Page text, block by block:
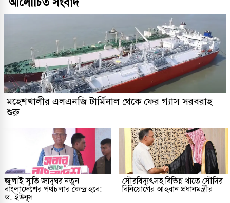
মহেশখালীর এলএনজি টার্মিনাল থেকে ফের গ্যাস সরবরাহ
শুরু
জুলাই স্মৃতি জাদুঘর নতুন
বাংলাদেশের পথচলার কেন্দ্র হবে:
ড. ইউনূস
সৌরবিদ্যুৎসহ বিভিন্ন খাতে সৌদির
বিনিয়োগের আহবান প্রধানমন্ত্রীর